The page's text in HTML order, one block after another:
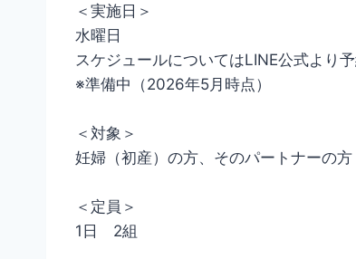
＜実施日＞
水曜日
スケジュールについてはLINE公式より
※準備中（2026年5月時点）
＜対象＞
妊婦（初産）の方、そのパートナーの方
＜定員＞
1日 2組